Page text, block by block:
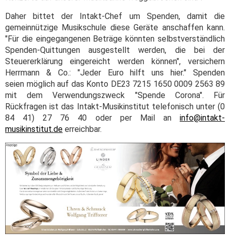
Daher bittet der Intakt-Chef um Spenden, damit die
gemeinnützige Musikschule diese Geräte anschaffen kann.
"Für die eingegangenen Beträge könnten selbstverständlich
Spenden-Quittungen ausgestellt werden, die bei der
Steuererklärung eingereicht werden können", versichern
Herrmann & Co.: "Jeder Euro hilft uns hier." Spenden
seien möglich auf das Konto DE23 7215 1650 0009 2563 89
mit dem Verwendungszweck "Spende Corona". Für
Rückfragen ist das Intakt-Musikinstitut telefonisch unter (0
84 41) 27 76 40 oder per Mail an info@intakt-
musikinstitut.de erreichbar.